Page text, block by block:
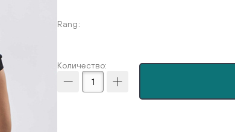
Rang
Количество: